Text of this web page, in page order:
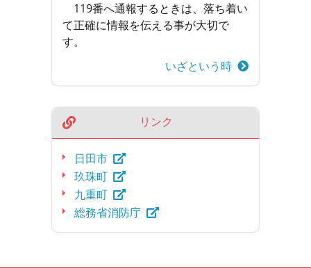
119番へ通報するときは、落ち着い
て正確に情報を伝える事が大切で
す。
いざという時
リンク
日田市
玖珠町
九重町
総務省消防庁